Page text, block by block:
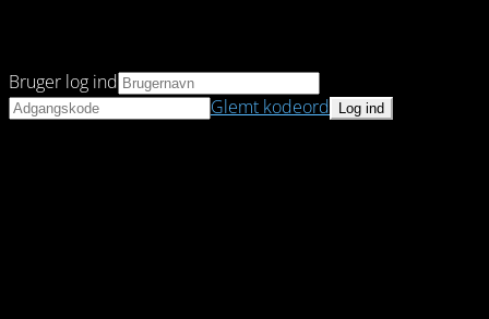
Bruger log ind
Glemt kodeord